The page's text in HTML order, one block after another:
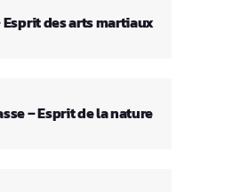
Esprit des arts martiaux
– Esprit de la nature